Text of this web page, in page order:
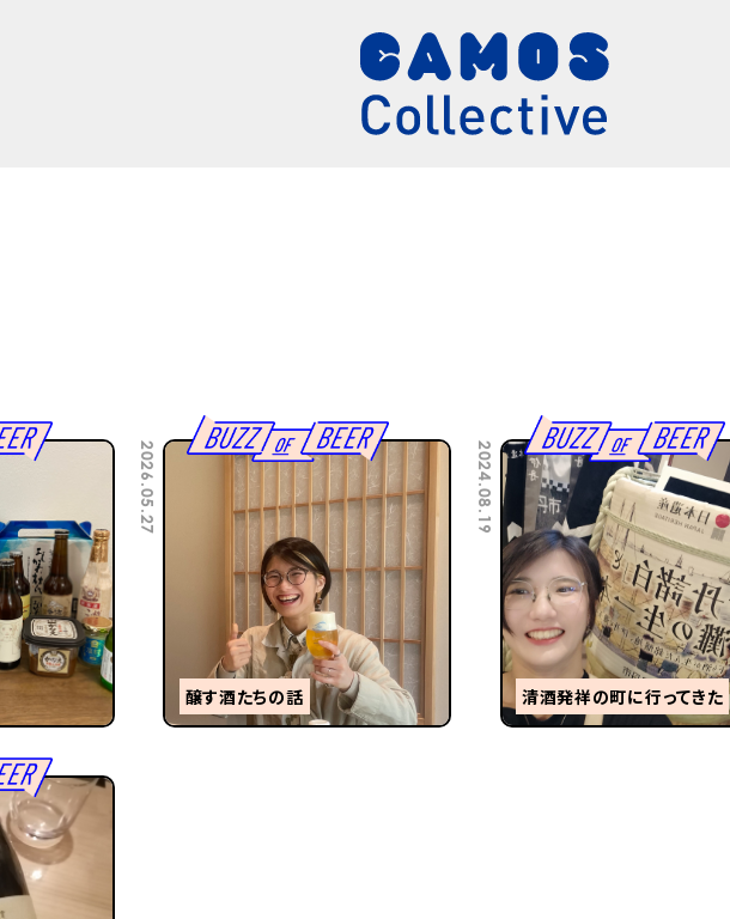
2026.05.27
醸す酒たちの話
2024.08.19
清酒発祥の町に行ってきた